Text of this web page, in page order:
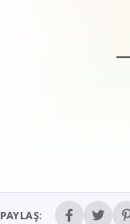
PAYLAŞ: